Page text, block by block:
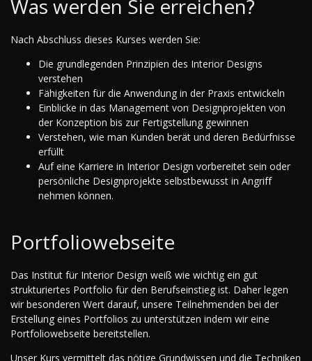
Was werden Sie erreichen?
Nach Abschluss dieses Kurses werden Sie:
Die grundlegenden Prinzipien des Interior Designs
verstehen
Fähigkeiten für die Anwendung in der Praxis entwickeln
Einblicke in das Management von Designprojekten von
der Konzeption bis zur Fertigstellung gewinnen
Verstehen, wie man Kunden berät und deren Bedürfnisse
erfüllt
Auf eine Karriere in Interior Design vorbereitet sein oder
persönliche Designprojekte selbstbewusst in Angriff
nehmen können.
Portfoliowebseite
Das Institut für Interior Design weiß wie wichtig ein gut
strukturiertes Portfolio für den Berufseinstieg ist. Daher legen
wir besonderen Wert darauf, unsere Teilnehmenden bei der
Erstellung eines Portfolios zu unterstützen indem wir eine
Portfoliowebseite bereitstellen.
Unser Kurs vermittelt das nötige Grundwissen und die Techniken